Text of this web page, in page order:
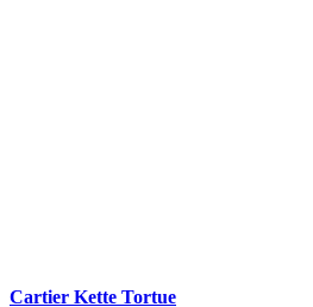
Cartier Kette Tortue